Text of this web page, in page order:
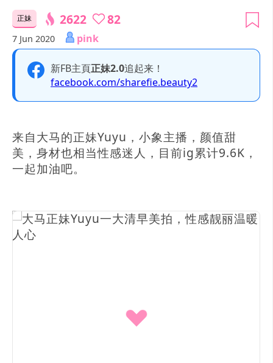
正妹 2622 82
7 Jun 2020 pink
新FB主頁正妹2.0追起来！
facebook.com/sharefie.beauty2
来自大马的正妹Yuyu，小象主播，颜值甜
美，身材也相当性感迷人，目前ig累计9.6K，
一起加油吧。